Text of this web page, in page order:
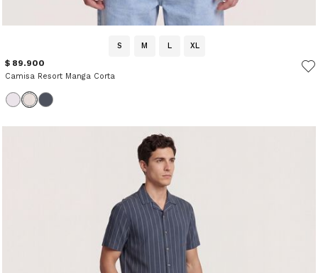
S M L XL
$ 89.900
Camisa Resort Manga Corta